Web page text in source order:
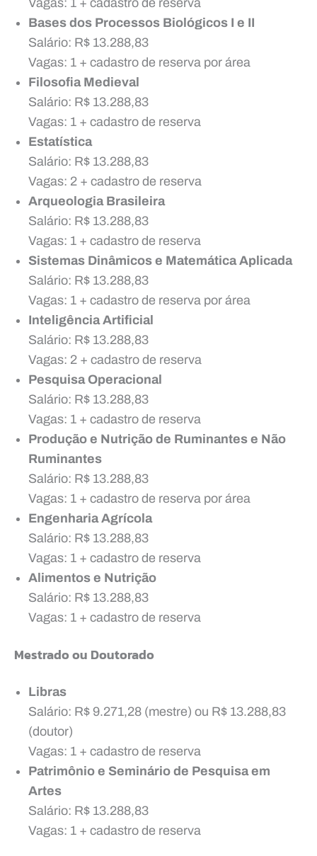
Bases dos Processos Biológicos I e II
Salário: R$ 13.288,83
Vagas: 1 + cadastro de reserva por área
Filosofia Medieval
Salário: R$ 13.288,83
Vagas: 1 + cadastro de reserva
Estatística
Salário: R$ 13.288,83
Vagas: 2 + cadastro de reserva
Arqueologia Brasileira
Salário: R$ 13.288,83
Vagas: 1 + cadastro de reserva
Sistemas Dinâmicos e Matemática Aplicada
Salário: R$ 13.288,83
Vagas: 1 + cadastro de reserva por área
Inteligência Artificial
Salário: R$ 13.288,83
Vagas: 2 + cadastro de reserva
Pesquisa Operacional
Salário: R$ 13.288,83
Vagas: 1 + cadastro de reserva
Produção e Nutrição de Ruminantes e Não
Ruminantes
Salário: R$ 13.288,83
Vagas: 1 + cadastro de reserva por área
Engenharia Agrícola
Salário: R$ 13.288,83
Vagas: 1 + cadastro de reserva
Alimentos e Nutrição
Salário: R$ 13.288,83
Vagas: 1 + cadastro de reserva
Mestrado ou Doutorado
Libras
Salário: R$ 9.271,28 (mestre) ou R$ 13.288,83
(doutor)
Vagas: 1 + cadastro de reserva
Patrimônio e Seminário de Pesquisa em
Artes
Salário: R$ 13.288,83
Vagas: 1 + cadastro de reserva